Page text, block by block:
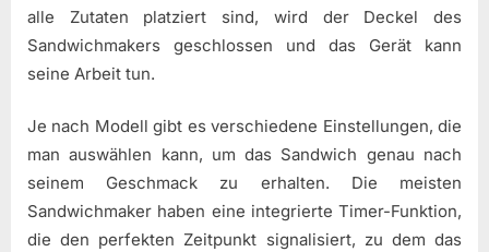
alle Zutaten platziert sind, wird der Deckel des
Sandwichmakers geschlossen und das Gerät kann
seine Arbeit tun.
Je nach Modell gibt es verschiedene Einstellungen, die
man auswählen kann, um das Sandwich genau nach
seinem Geschmack zu erhalten. Die meisten
Sandwichmaker haben eine integrierte Timer-Funktion,
die den perfekten Zeitpunkt signalisiert, zu dem das